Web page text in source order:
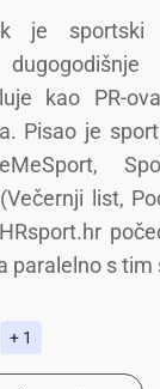
je sportski
kao PR-
Pisao je
list,
paralelno s tim
+ 1